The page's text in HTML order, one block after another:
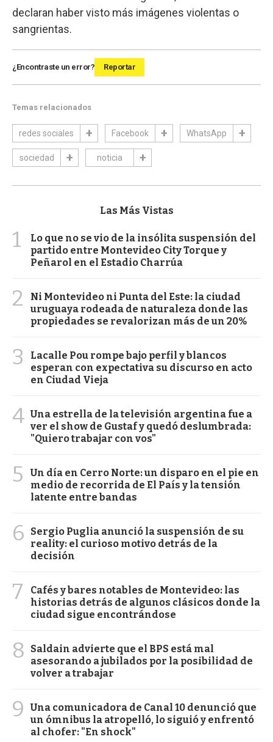
declaran haber visto más imágenes violentas o
sangrientas.
¿Encontraste un error? Reportar
Temas relacionados
redes sociales Facebook WhatsApp
sociedad noticia
Las Más Vistas
1
Lo que no se vio de la insólita suspensión del
partido entre Montevideo City Torque y
Peñarol en el Estadio Charrúa
2
Ni Montevideo ni Punta del Este: la ciudad
uruguaya rodeada de naturaleza donde las
propiedades se revalorizan más de un 20%
3
Lacalle Pou rompe bajo perfil y blancos
esperan con expectativa su discurso en acto
en Ciudad Vieja
4 Una estrella de la televisión argentina fue a
ver el show de Gustaf y quedó deslumbrada:
"Quiero trabajar con vos"
5
Un día en Cerro Norte: un disparo en el pie en
medio de recorrida de El País y la tensión
latente entre bandas
6
Sergio Puglia anunció la suspensión de su
reality: el curioso motivo detrás de la
decisión
7
Cafés y bares notables de Montevideo: las
historias detrás de algunos clásicos donde la
ciudad sigue encontrándose
8
Saldain advierte que el BPS está mal
asesorando a jubilados por la posibilidad de
volver a trabajar
9
Una comunicadora de Canal 10 denunció que
un ómnibus la atropelló, lo siguió y enfrentó
al chofer: "En shock"